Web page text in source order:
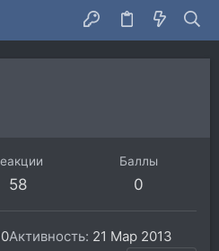
58
Баллы
0
Активность 21 Мар 2013